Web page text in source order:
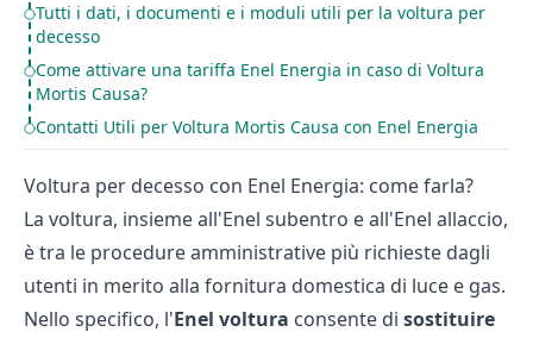
Tutti i dati, i documenti e i moduli utili per la voltura per
decesso
Come attivare una tariffa Enel Energia in caso di Voltura
Mortis Causa?
Contatti Utili per Voltura Mortis Causa con Enel Energia
Voltura per decesso con Enel Energia: come farla?
La voltura, insieme all'Enel subentro e all'Enel allaccio,
è tra le procedure amministrative più richieste dagli
utenti in merito alla fornitura domestica di luce e gas.
Nello specifico, l'Enel voltura consente di sostituire